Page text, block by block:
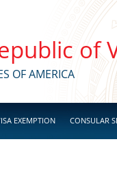
of
OF AMERICA
EXEMPTION CONSULAR